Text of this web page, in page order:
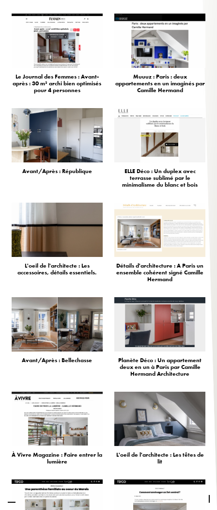
Le Journal des Femmes : Avant-
après : 30 m² archi bien optimisés
pour 4 personnes
Muuuz : Paris : deux
appartements en un imaginés par
Camille Hermand
Avant/Après : République
ELLE Déco : Un duplex avec
terrasse sublimé par le
minimalisme du blanc et bois
L'oeil de l'architecte : Les
accessoires, détails essentiels.
Détails d'architecture : A Paris un
ensemble cohérent signé Camille
Hermand
Avant/Après : Bellechasse
Planète Déco : Un appartement
deux en un à Paris par Camille
Hermand Architecture
À Vivre Magazine : Faire entrer la
lumière
L'oeil de l'architecte : Les têtes de
lit